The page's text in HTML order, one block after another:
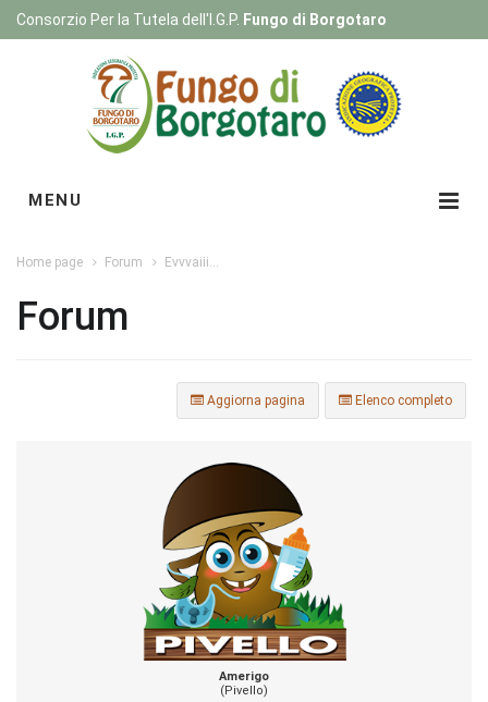
Consorzio Per la Tutela dell'I.G.P. Fungo di Borgotaro
MENU
Home page Forum Evvvaiii...
Forum
Elenco completo
Aggiorna pagina
Amerigo
(Pivello)